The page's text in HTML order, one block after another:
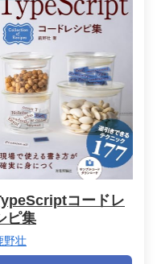
コードレ
ピ集
野壮